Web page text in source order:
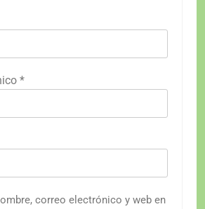
*
correo electrónico y web en